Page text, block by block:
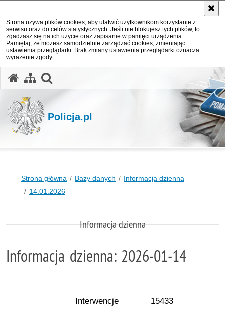
Strona używa plików cookies, aby ułatwić użytkownikom korzystanie z
serwisu oraz do celów statystycznych. Jeśli nie blokujesz tych plików, to
zgadzasz się na ich użycie oraz zapisanie w pamięci urządzenia.
Pamiętaj, że możesz samodzielnie zarządzać cookies, zmieniając
ustawienia przeglądarki. Brak zmiany ustawienia przeglądarki oznacza
wyrażenie zgody.
Policja.pl
Strona główna Bazy danych
Informacja dzienna
14.01.2026
Informacja dzienna
Informacja dzienna: 2026-01-14
Interwencje 15433